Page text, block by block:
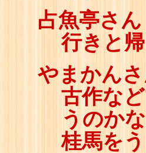
占魚亭さん
行きと
やまかんさ
古作な
うのかな
桂馬を